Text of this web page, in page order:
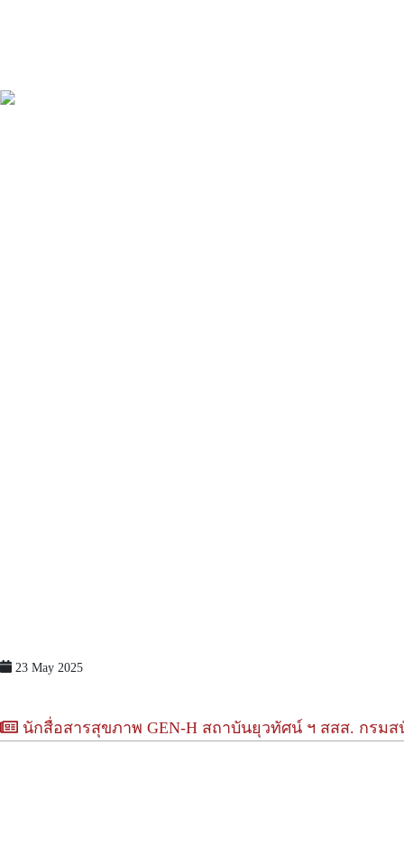
23 May 2025
นักสื่อสารสุขภาพ GEN-H สถาบันยุวทัศน์ ฯ สสส. กรม